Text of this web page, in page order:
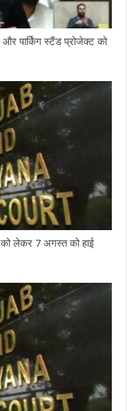
पार्किंग स्टैंड प्रोजेक्ट को
को लेकर 7 अगस्त को हाई